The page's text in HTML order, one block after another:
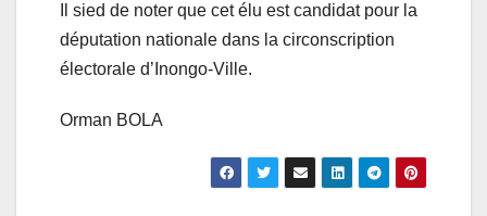
Il sied de noter que cet élu est candidat pour la
députation nationale dans la circonscription
électorale d’Inongo-Ville.
Orman BOLA